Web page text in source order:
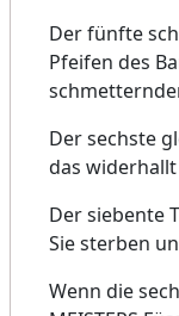
Der fünfte
Pfeifen des
Der sechste
das
Der siebente
Sie sterben
Wenn die